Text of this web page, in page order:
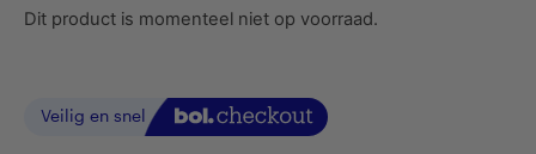
Dit product is momenteel niet op voorraad.